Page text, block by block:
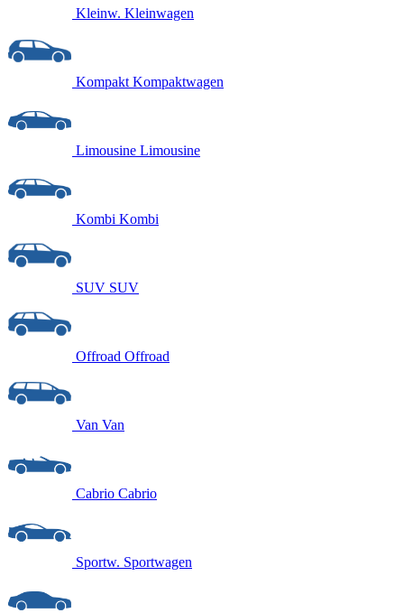
Kleinw. Kleinwagen
Kompakt Kompaktwagen
Limousine Limousine
Kombi Kombi
SUV SUV
Offroad Offroad
Van Van
Cabrio Cabrio
Sportw. Sportwagen